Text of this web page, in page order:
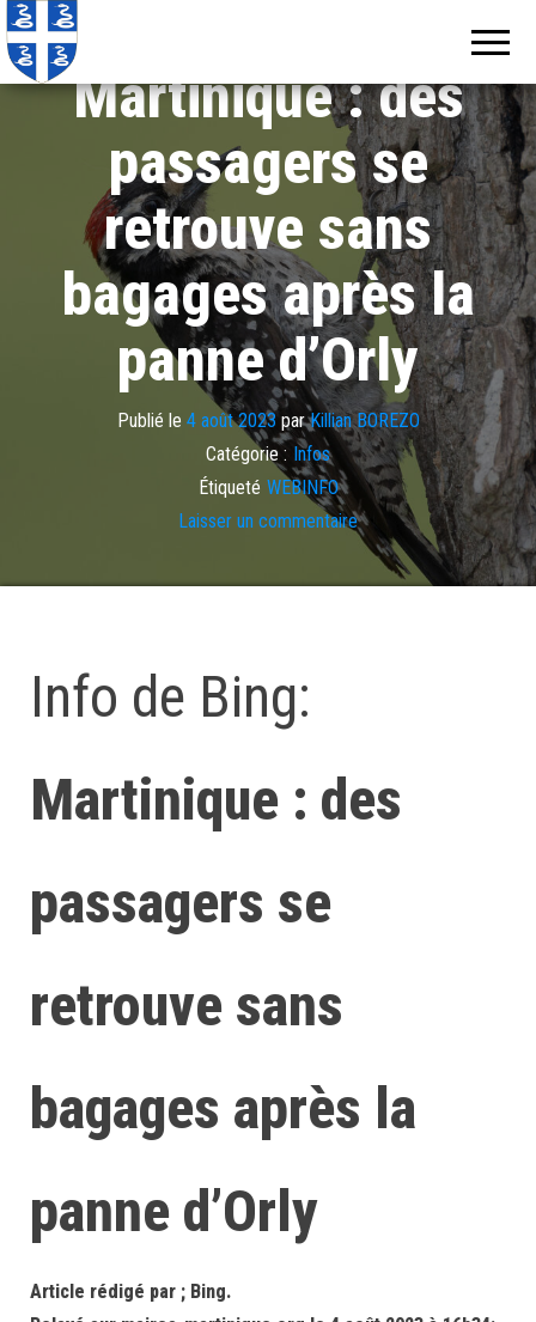
Martinique : des
passagers se
retrouve sans
bagages après la
panne d’Orly
Publié le 4 août 2023 parKillian BOREZO
Catégorie : Infos
Étiqueté WEBINFO
Laisser un commentaire
Info de Bing:
Martinique : des
passagers se
retrouve sans
bagages après la
panne d’Orly
Article rédigé par ; Bing.